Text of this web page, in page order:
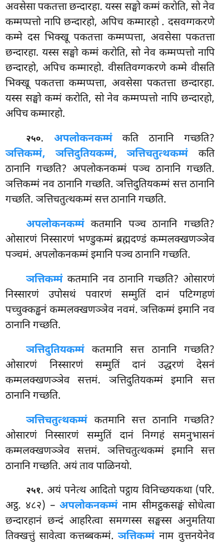
अवसेसा पकतत्ता छन्दारहा. यस्स सङ्घो कम्मं करोति, सो नेव
कम्मप्पत्तो नापि छन्दारहो, अपिच कम्मारहो . दसवग्गकरणे
कम्मे दस भिक्खू पकतत्ता कम्मप्पत्ता, अवसेसा पकतत्ता
छन्दारहा. यस्स सङ्घो कम्मं करोति, सो नेव कम्मप्पत्तो नापि
छन्दारहो, अपिच कम्मारहो. वीसतिवग्गकरणे कम्मे वीसति
भिक्खू पकतत्ता कम्मप्पत्ता, अवसेसापकतत्ता छन्दारहा.
यस्स सङ्घो कम्मं करोति, सो नेव कम्मप्पत्तो नापि छन्दारहो,
अपिच कम्मारहो.
२५०. अपलोकनकम्मंकति ठानानि गच्छति?
ञत्तिकम्मं, ञत्तिदुतियकम्मं, ञत्तिचतुत्थकम्मं कति
ठानानि गच्छति? अपलोकनकम्मं पञ्च ठानानि गच्छति.
ञत्तिकम्मं नव ठानानि गच्छति. ञत्तिदुतियकम्मं सत्त ठानानि
गच्छति. ञत्तिचतुत्थकम्मं सत्त ठानानि गच्छति.
अपलोकनकम्मं कतमानि पञ्च ठानानि गच्छति?
ओसारणं निस्सारणं भण्डुकम्मं ब्रह्मदण्डं कम्मलक्खणञ्ञेव
पञ्चमं. अपलोकनकम्मं इमानि पञ्च ठानानि गच्छति.
ञत्तिकम्मं कतमानि नव ठानानि गच्छति? ओसारणं
निस्सारणं उपोसथं पवारणं सम्मुतिं दानं पटिग्गहणं
पच्चुक्कड्ढनं कम्मलक्खणञ्ञेव नवमं. ञत्तिकम्मं इमानि नव
ठानानि गच्छति.
ञत्तिदुतियकम्मं कतमानि सत्त ठानानि गच्छति?
ओसारणं निस्सारणं सम्मुतिं दानं उद्धरणं देसनं
कम्मलक्खणञ्ञेव सत्तमं. ञत्तिदुतियकम्मं इमानि सत्त
ठानानि गच्छति.
ञत्तिचतुत्थकम्मं कतमानि सत्त ठानानि गच्छति?
ओसारणं निस्सारणं सम्मुतिं दानं निग्गहं समनुभासनं
कम्मलक्खणञ्ञेव सत्तमं. ञत्तिचतुत्थकम्मं इमानि सत्त
ठानानि गच्छति. अयं ताव पाळिनयो.
२५१. अयं पनेत्थ आदितो पट्ठाय विनिच्छयकथा (परि.
अट्ठ. ४८२) – अपलोकनकम्मं नाम सीमट्ठकसङ्घं सोधेत्वा
छन्दारहानं छन्दं आहरित्वा समग्गस्स सङ्घस्स अनुमतिया
तिक्खत्तुं सावेत्वा कत्तब्बकम्मं.ञत्तिकम्मं नाम वुत्तनयेनेव